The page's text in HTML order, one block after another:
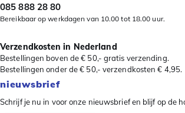
085 888 28 80
Bereikbaar op werkdagen van 10.00 tot 18.00 uur.
Verzendkosten in Nederland
Bestellingen boven de € 50,- gratis verzending.
Bestellingen onder de € 50,- verzendkosten € 4,95.
nieuwsbrief
Schrijf je nu in voor onze nieuwsbrief en blijf op de